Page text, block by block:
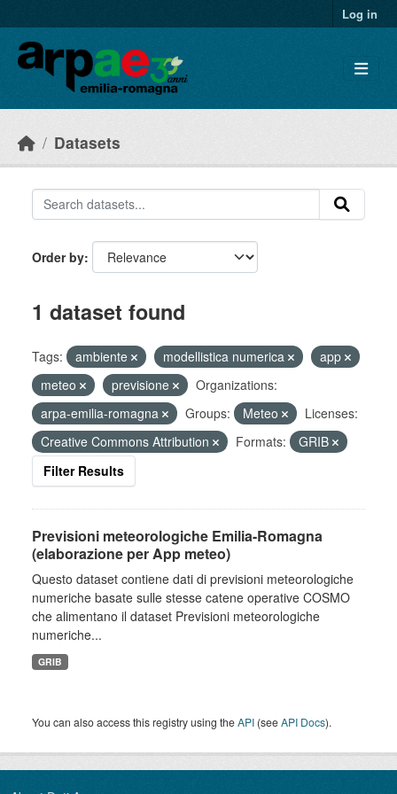
Log in
Datasets
Order by
1 dataset found
Tags: ambiente modellistica numerica
app
meteo
previsione
Organizations:
arpa-emilia-romagna
Groups: Meteo
Licenses:
Creative Commons Attribution
Formats:
GRIB
Filter Results
Previsioni meteorologiche Emilia-Romagna
(elaborazione per App meteo)
Questo dataset contiene dati di previsioni meteorologiche
numeriche basate sulle stesse catene operative COSMO
che alimentano il dataset Previsioni meteorologiche
numeriche...
GRIB
You can also access this registry using theAPI (seeAPI Docs).